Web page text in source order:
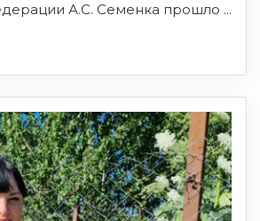
А.С. Семенка прошло ...